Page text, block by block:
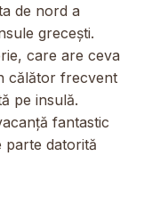
de nord a
grecești.
care are ceva
călător frecvent
pe insulă.
fantastic
parte datorită